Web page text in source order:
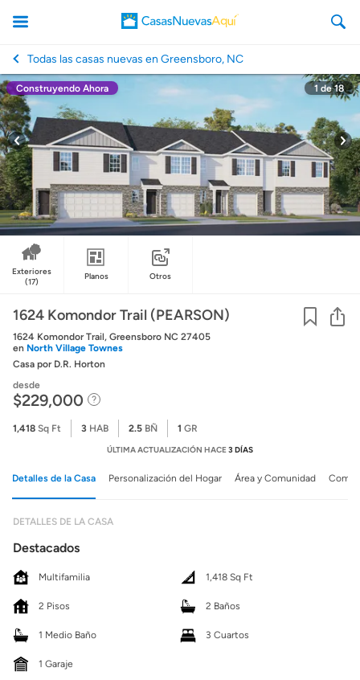
CasasNuevasAqui
Todas las casas nuevas en Greensboro, NC
Construyendo Ahora 1 de18
Exteriores
(17)
Planos Otros
1624 Komondor Trail (PEARSON)
1624 Komondor Trail, Greensboro NC 27405
en North Village Townes
Casa por D.R. Horton
desde
$229,000
1,418 Sq Ft 3 HAB 2.5 BÑ 1 GR
ÚLTIMA ACTUALIZACIÓN HACE3 DÍAS
Detalles de la Casa Personalización del Hogar Área y Comunidad
DETALLES DE LA CASA
Destacados
Multifamilia 1,418 Sq Ft
2 Pisos 2 Baños
1 Medio Baño 3 Cuartos
1 Garaje